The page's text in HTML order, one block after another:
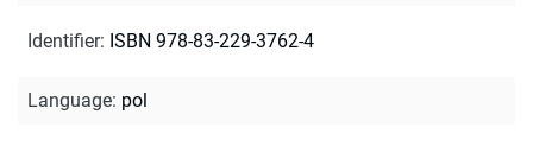
Identifier: ISBN 978-83-229-3762-4
Language: pol